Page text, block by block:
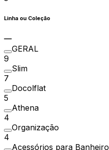
Linha ou Coleção
GERAL
9
Slim
7
Docolflat
5
Athena
4
Organização
4
Acessórios para Banheiro